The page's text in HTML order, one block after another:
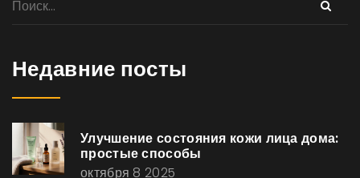
Недавние посты
Улучшение состояния кожи лица дома:
простые способы
октября 8 2025